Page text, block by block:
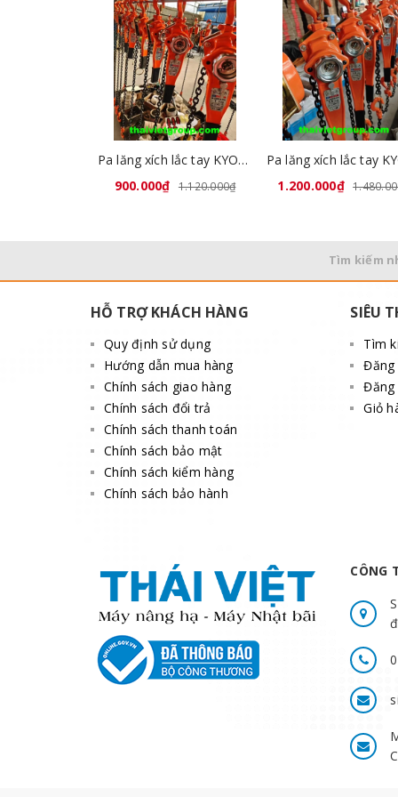
Video ba lăng
Pa lăng xích lắc tay KYOTO 1 tấn x 1,5 mét
900.000₫ 1.120.000₫ 1.200.000₫
Tìm kiếm
HỖ TRỢ KHÁCH HÀNG
Quy định sử dụng
Hướng dẫn mua hàng
Chính sách giao hàng
Chính sách đổi trả
Chính sách thanh toán
Chính sách bảo mật
Chính sách kiểm hàng
Chính sách bảo hành
SIÊU
Tìm
Đăng
Đăng
Giỏ
CÔNG